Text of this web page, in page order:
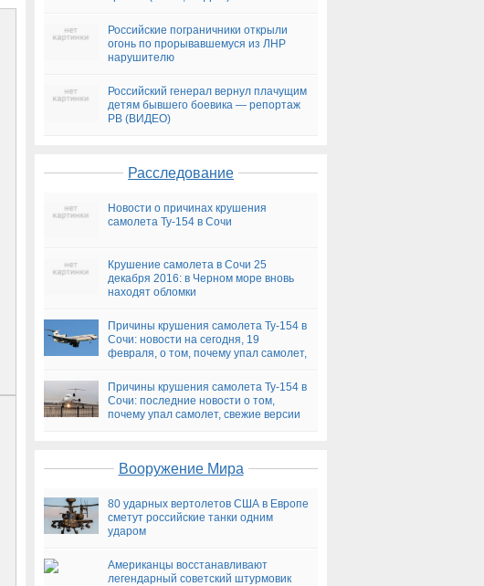
Российские пограничники открыли
огонь по прорывавшемуся из ЛНР
нарушителю
Российский генерал вернул плачущим
детям бывшего боевика — репортаж
РВ (ВИДЕО)
Расследование
Новости о причинах крушения
самолета Ту-154 в Сочи
Крушение самолета в Сочи 25
декабря 2016: в Черном море вновь
находят обломки
Причины крушения самолета Ту-154 в
Сочи: новости на сегодня, 19
февраля, о том, почему упал самолет,
Причины крушения самолета Ту-154 в
Сочи: последние новости о том,
почему упал самолет, свежие версии
Вооружение Мира
80 ударных вертолетов США в Европе
сметут российские танки одним
ударом
Американцы восстанавливают
легендарный советский штурмовик